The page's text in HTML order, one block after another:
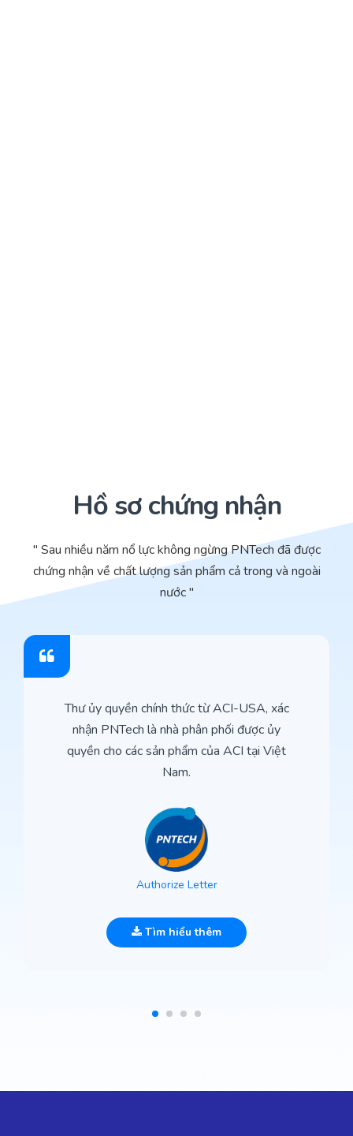
Hồ sơ chứng nhận
" Sau nhiều năm nổ lực không ngừng PNTech đã được
chứng nhận về chất lượng sản phẩm cả trong và ngoài
nước "
Thư ủy quyền chính thức từ ACI-USA, xác
nhận PNTech là nhà phân phối được ủy
quyền cho các sản phẩm của ACI tại Việt
Nam.
Authorize Letter
Tìm hiểu thêm